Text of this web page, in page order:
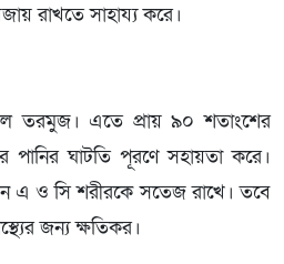
রাখতে সাহায্য করে।
তরমুজ। এতে প্রায় ৯০ শতাংশের
পানির ঘাটতি পূরণে সহায়তা করে।
এ ও সি শরীরকে সতেজ রাখে। তবে
জন্য ক্ষতিকর।